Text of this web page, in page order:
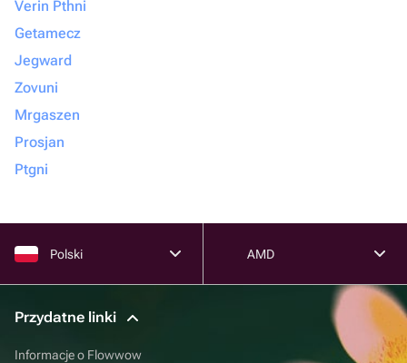
Verin Pthni
Getamecz
Jegward
Zovuni
Mrgaszen
Prosjan
Ptgni
Polski AMD
Przydatne linki
Informacje o Flowwow